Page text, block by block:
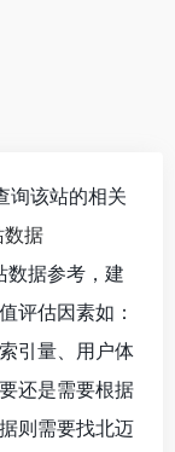
询该站的相关
数据
数据参考，建
评估因素如：
引量、用户体
还是需要根据
则需要找北迈